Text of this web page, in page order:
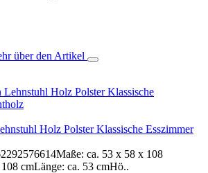
über den Artikel
Holz Polster Klassische Esszimmer
ca. 53 x 58 x 108
cmLänge: ca. 53 cmHö..